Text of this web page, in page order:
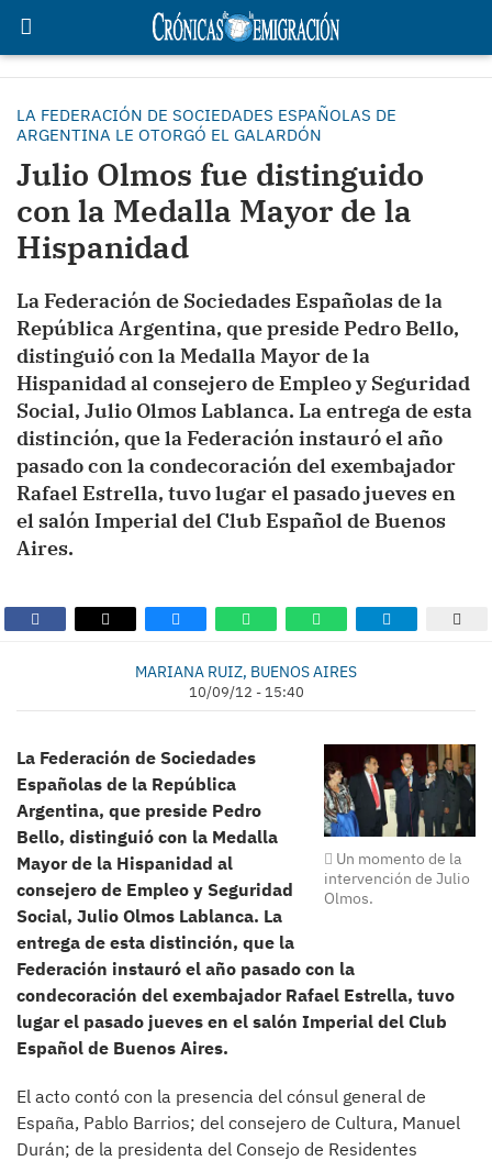
LA FEDERACIÓN DE SOCIEDADES ESPAÑOLAS DE
ARGENTINA LE OTORGÓ EL GALARDÓN
Julio Olmos fue distinguido
con la Medalla Mayor de la
Hispanidad
La Federación de Sociedades Españolas de la
República Argentina, que preside Pedro Bello,
distinguió con la Medalla Mayor de la
Hispanidad al consejero de Empleo y Seguridad
Social, Julio Olmos Lablanca. La entrega de esta
distinción, que la Federación instauró el año
pasado con la condecoración del exembajador
Rafael Estrella, tuvo lugar el pasado jueves en
el salón Imperial del Club Español de Buenos
Aires.
MARIANA RUIZ, BUENOS AIRES
10/09/12 - 15:40
Un momento de la
intervención de Julio
Olmos.
La Federación de Sociedades
Españolas de la República
Argentina, que preside Pedro
Bello, distinguió con la Medalla
Mayor de la Hispanidad al
consejero de Empleo y Seguridad
Social, Julio Olmos Lablanca. La
entrega de esta distinción, que la
Federación instauró el año pasado con la
condecoración del exembajador Rafael Estrella, tuvo
lugar el pasado jueves en el salón Imperial del Club
Español de Buenos Aires.
El acto contó con la presencia del cónsul general de
España, Pablo Barrios; del consejero de Cultura, Manuel
Durán; de la presidenta del Consejo de Residentes